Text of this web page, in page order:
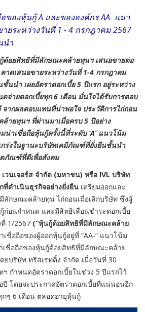
องหุ้นกู้ A และขององค์กร AA- แนว
ายระหว่างวันที่ 1 - 4 กรกฎาคม 2567
นำ
ยสิทธิที่มีลักษณะคล้ายทุนฯ เสนอขายต่อ
าดเสนอขายระหว่างวันที่ 1-4 กรกฎาคม
นนำ เผยอัตราดอกเบี้ย 5 ปีแรก อยู่ระหว่าง
จ่ายดอกเบี้ยทุก 6 เดือน มั่นใจได้รับการตอบ
จากผลตอบแทนที่น่าพอใจ ประวัติการไถ่ถอน
ายทุนฯ ที่ผ่านมาเมื่อครบ 5 ปีอย่าง
น่าเชื่อถือหุ้นกู้ครั้งนี้ที่ระดับ ‘A’ แนวโน้ม
กร่งในฐานะบริษัทเคมีภัณฑ์ที่ยั่งยืนชั้นนำ
ภัณฑ์ที่ดีเพื่อสังคม
เจอร์ส จำกัด (มหาชน) หรือ IVL บริษัท
ดำเนินธุรกิจอย่างยั่งยืน เตรียมออกและ
ลักษณะคล้ายทุน ไถ่ถอนเมื่อเลิกบริษัท ซึ่งผู้
อนกำหนด และมีสิทธิเลื่อนชำระดอกเบี้ย
1/2567 (“หุ้นกู้ด้อยสิทธิที่มีลักษณะคล้าย
ชื่อถือของผู้ออกหุ้นกู้อยู่ที่ “AA-” แนวโน้ม
เชื่อถือของหุ้นกู้ด้อยสิทธิที่มีลักษณะคล้าย
ยบริษัท ทริสเรทติ้ง จำกัด เมื่อวันที่ 30
ฯ กำหนดอัตราดอกเบี้ยในช่วง 5 ปีแรกไว้
ปี โดยจะประกาศอัตราดอกเบี้ยที่แน่นอนอีก
ๆ 6 เดือน ตลอดอายุหุ้นกู้